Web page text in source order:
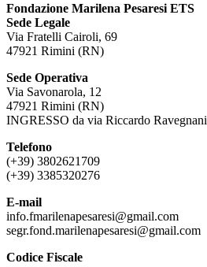
Fondazione Marilena Pesaresi ETS
Sede Legale
Via Fratelli Cairoli, 69
47921 Rimini (RN)
Sede Operativa
Via Savonarola, 12
47921 Rimini (RN)
INGRESSO da via Riccardo Ravegnani
Telefono
(+39) 3802621709
(+39) 3385320276
E-mail
info.fmarilenapesaresi@gmail.com
segr.fond.marilenapesaresi@gmail.com
Codice Fiscale